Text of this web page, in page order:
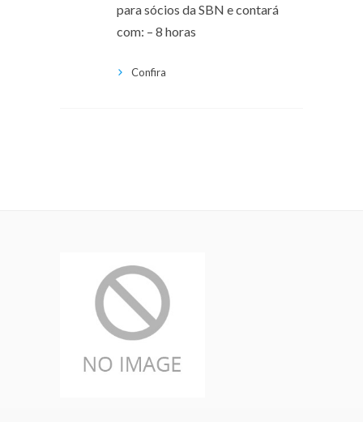
para sócios da SBN e contará
com: – 8 horas
Confira